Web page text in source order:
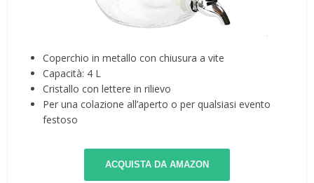
Coperchio in metallo con chiusura a vite
Capacità: 4 L
Cristallo con lettere in rilievo
Per una colazione all’aperto o per qualsiasi evento
festoso
ACQUISTA DA AMAZON